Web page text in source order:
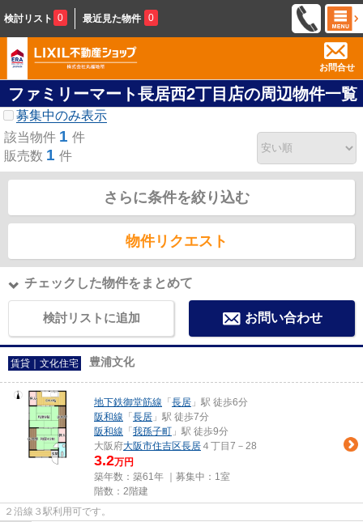
検討リスト 0 最近見た物件 0
お問合せ
ファミリーマート長居西2丁目店の周辺物件一覧
募集中のみ表示
該当物件 1 件
販売数 1 件
さらに条件を絞り込む
物件リクエスト
チェックした物件をまとめて
検討リストに追加 お問い合わせ
賃貸｜文化住宅 豊浦文化
地下鉄御堂筋線 「 長居 」駅 徒歩6分
阪和線 「 長居 」駅 徒歩7分
阪和線 「 我孫子町 」駅 徒歩9分
大阪府大阪市住吉区長居 ４丁目7－28
3.2万円
築年数：築61年 ｜募集中： 1室
階数：2階建
２沿線３駅利用可です。